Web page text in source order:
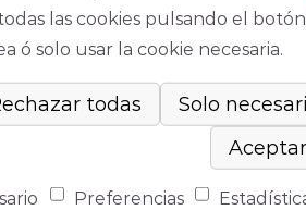
las cookies pulsando el
ó solo usar la cookie necesaria.
Preferencias